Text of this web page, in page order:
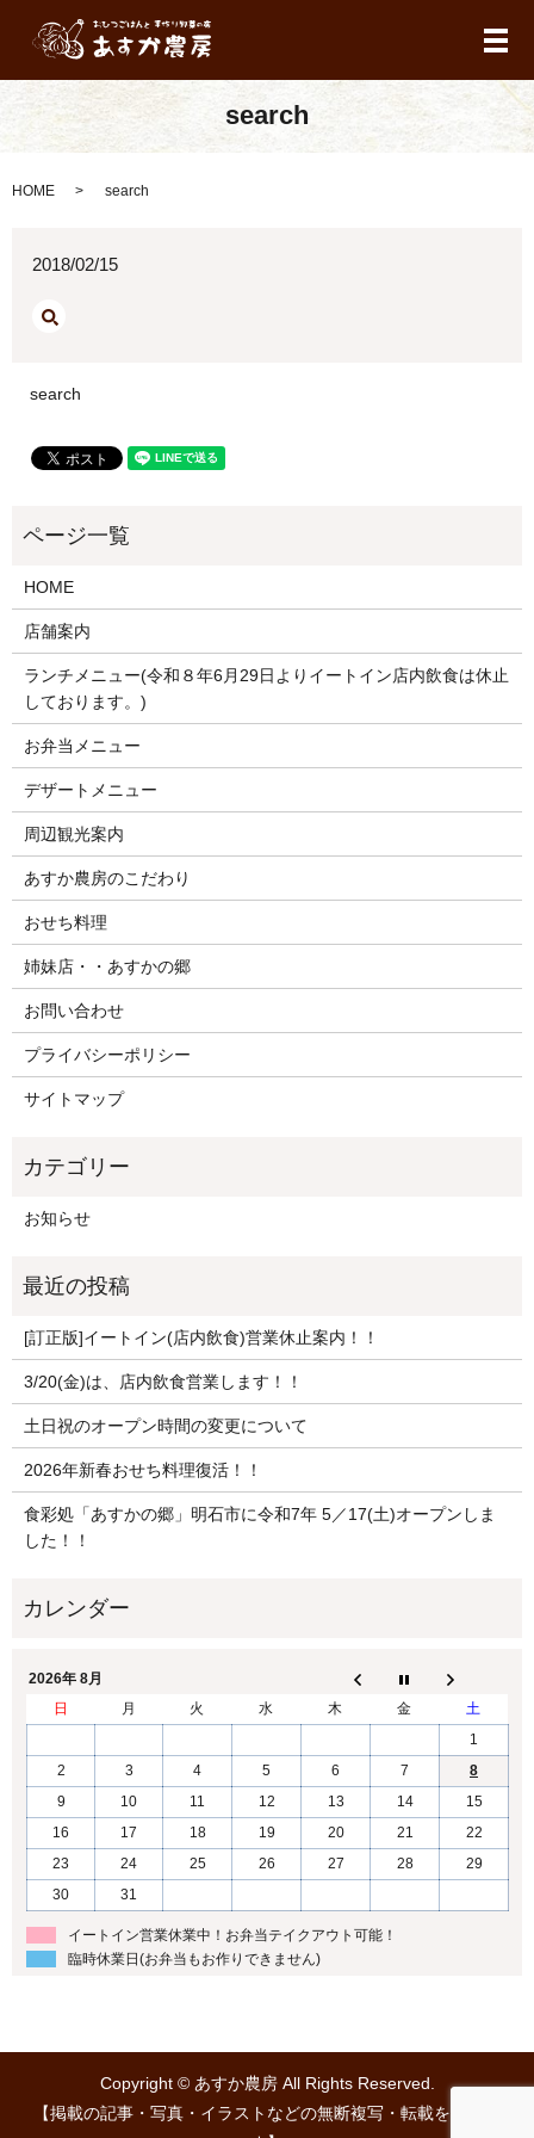
メ
search
HOME search
2018/02/15
search
HOME
店舗案内
ランチメニュー(令和８年6月29日よりイートイン店内飲食は休止
しております。)
お弁当メニュー
デザートメニュー
周辺観光案内
あすか農房のこだわり
おせち料理
姉妹店・・あすかの郷
お問い合わせ
プライバシーポリシー
サイトマップ
お知らせ
[訂正版]イートイン(店内飲食)営業休止案内！！
3/20(金)は、店内飲食営業します！！
土日祝のオープン時間の変更について
2026年新春おせち料理復活！！
食彩処「あすかの郷」明石市に令和7年 5／17(土)オープンしま
した！！
2026年 8月
日
月 火 水 木 金
土
1
2
3 4 5 6 7
8
9
10 11 12 13 14
15
16
17 18 19 20 21
22
23
24 25 26 27 28
29
30
31
イートイン営業休業中！お弁当テイクアウト可能！
臨時休業日(お弁当もお作りできません)
Copyright © あすか農房 All Rights Reserved.
【掲載の記事・写真・イラストなどの無断複写・転載を禁じま